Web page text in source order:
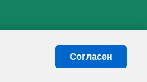
Согласен